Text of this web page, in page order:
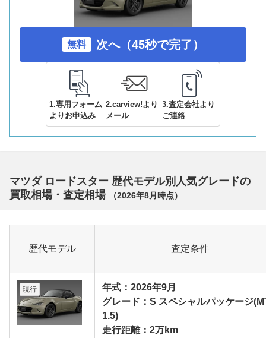
無料 次へ（45秒で完了）
1.専用フォーム
よりお申込み
2.carview!より
メール
3.査定会社より
ご連絡
マツダ ロードスター 歴代モデル別人気グレードの
買取相場・査定相場
（2026年8月 時点）
歴代モデル 査定条件
現行
年式：2026年9月
グレード：S スペシャルパッケージ
1.5)
走行距離：2万km